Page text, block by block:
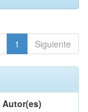
1 Siguiente
Autor(es)